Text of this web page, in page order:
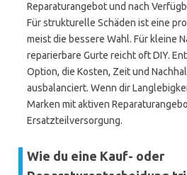
Reparaturangebot und nach
Für strukturelle Schäden ist eine
meist die bessere Wahl. Für kleine
reparierbare Gurte reicht oft DIY.
Option, die Kosten, Zeit und
ausbalanciert. Wenn dir
Marken mit aktiven
Ersatzteilversorgung.
Wie du eine Kauf- oder